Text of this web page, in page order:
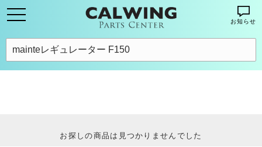
お知らせ
お探しの商品は見つかりませんでした